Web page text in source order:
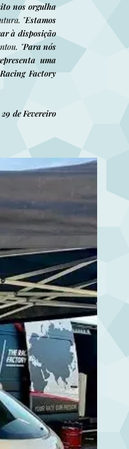
nos orgulha
"Estamos
à disposição
"Para nós
uma
Factory
de Fevereiro